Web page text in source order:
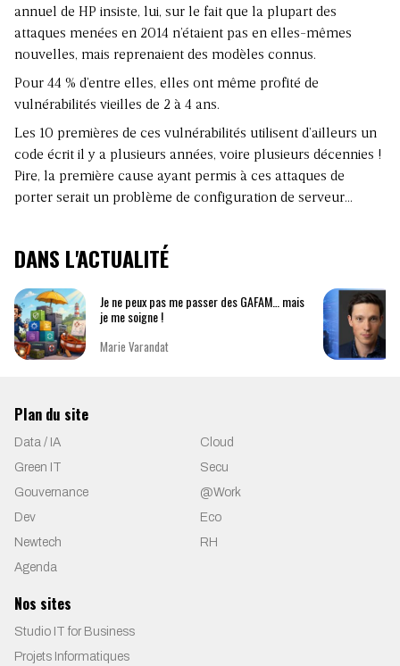
annuel de HP insiste, lui, sur le fait que la plupart des
attaques menées en 2014 n’étaient pas en elles-mêmes
nouvelles, mais reprenaient des modèles connus.
Pour 44 % d’entre elles, elles ont même profité de
vulnérabilités vieilles de 2 à 4 ans.
Les 10 premières de ces vulnérabilités utilisent d’ailleurs un
code écrit il y a plusieurs années, voire plusieurs décennies !
Pire, la première cause ayant permis à ces attaques de
porter serait un problème de configuration de serveur…
DANS L'ACTUALITÉ
Je ne peux pas me passer des GAFAM… mais
je me soigne !
Marie Varandat
Plan du site
Data / IA
Cloud
Green IT
Secu
Gouvernance
@Work
Dev
Eco
Newtech
RH
Agenda
Nos sites
Studio IT for Business
Projets Informatiques